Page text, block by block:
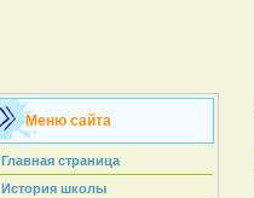
Меню сайта
Главная страница
История школы